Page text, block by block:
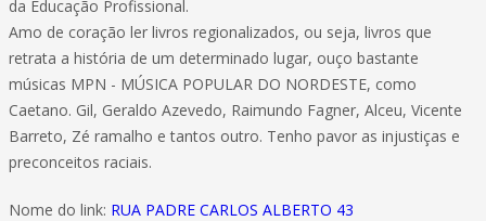
da Educação Profissional.
Amo de coração ler livros regionalizados, ou seja, livros que
retrata a história de um determinado lugar, ouço bastante
músicas MPN - MÚSICA POPULAR DO NORDESTE, como
Caetano. Gil, Geraldo Azevedo, Raimundo Fagner, Alceu, Vicente
Barreto, Zé ramalho e tantos outro. Tenho pavor as injustiças e
preconceitos raciais.
Nome do link: RUA PADRE CARLOS ALBERTO 43